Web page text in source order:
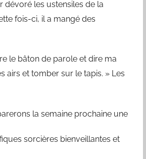
dévoré les ustensiles de la
fois-ci, il a mangé des
le bâton de parole et dire ma
airs et tomber sur le tapis. » Les
la semaine prochaine une
sorcières bienveillantes et